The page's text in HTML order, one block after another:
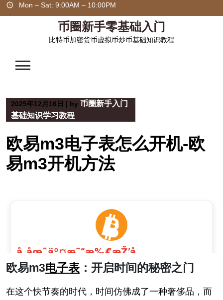
Mon – Sat: 9:00AM – 10:00PM
币圈新手零基础入门
比特币加密货币虚拟币炒币基础知识教程
2025年12月16日 | by 币圈新手入门
基础知识学习教程
欧易m3电子表怎么开机-欧
易m3开机方法
欧易m3电子表 ：开启时间的秘密之门
在这个快节奏的时代，时间仿佛成了一种奢侈品，而